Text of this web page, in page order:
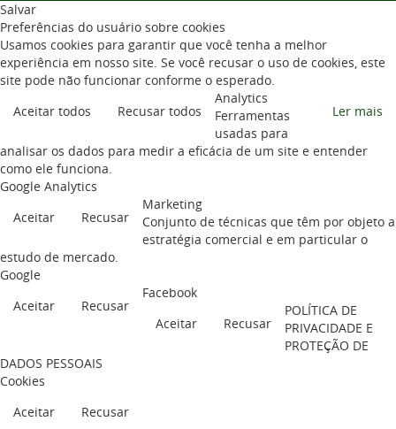
Salvar
Preferências do usuário sobre cookies
Usamos cookies para garantir que você tenha a melhor
experiência em nosso site. Se você recusar o uso de cookies, este
site pode não funcionar conforme o esperado.
Aceitar todos
Recusar todos Ler mais
Analytics
Ferramentas
usadas para
analisar os dados para medir a eficácia de um site e entender
como ele funciona.
Google Analytics
Aceitar
Recusar
Marketing
Conjunto de técnicas que têm por objeto a
estratégia comercial e em particular o
estudo de mercado.
Google
Aceitar
Recusar
Facebook
Aceitar
Recusar
POLÍTICA DE
PRIVACIDADE E
PROTEÇÃO DE
DADOS PESSOAIS
Cookies
Aceitar
Recusar